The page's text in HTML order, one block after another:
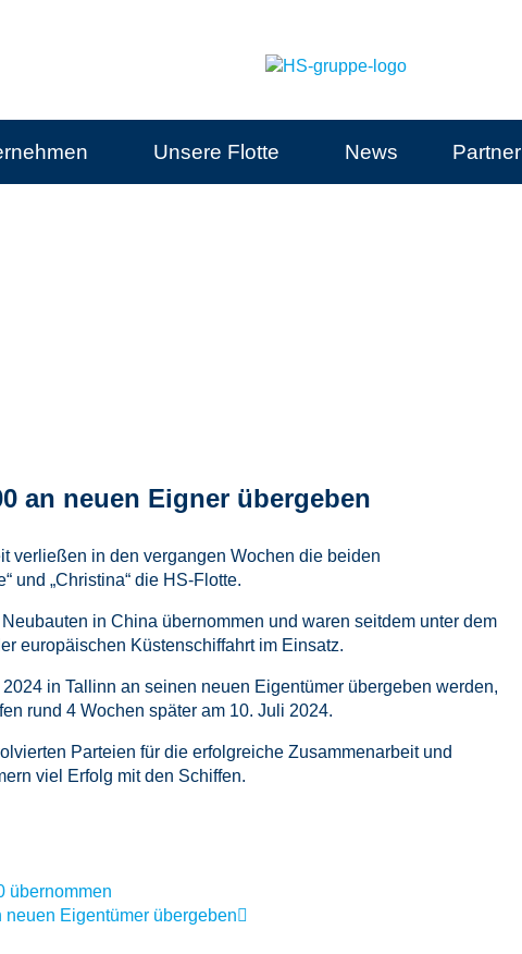
Unsere Flotte News Partner
an neuen Eigner übergeben
verließen in den vergangen Wochen die beiden
und „Christina“ die HS-Flotte.
in China übernommen und waren seitdem unter dem
europäischen Küstenschiffahrt im Einsatz.
in Tallinn an seinen neuen Eigentümer übergeben werden,
rund 4 Wochen später am 10. Juli 2024.
Parteien für die erfolgreiche Zusammenarbeit und
viel Erfolg mit den Schiffen.
übernommen
neuen Eigentümer übergeben